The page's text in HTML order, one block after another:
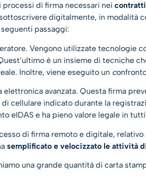
di firma necessari nei
digitalmente, in modalità
passaggi:
Vengono utilizzate tecnologie
è un insieme di tecniche
Inoltre, viene eseguito un c
avanzata. Questa firma
cellulare indicato durante la
eIDAS e ha pieno valore legale in
di firma remoto e digitale, relativo
semplificato e velocizzato le attività
una grande quantità di carta